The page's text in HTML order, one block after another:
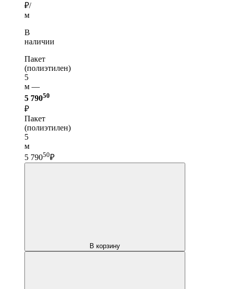
₽/
м
В
наличии
Пакет
(полиэтилен)
5
м —
5 79050
₽
Пакет
(полиэтилен)
5
м
5 79050₽
В корзину